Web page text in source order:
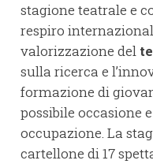
stagione teatrale e
respiro
valorizzazione del
sulla ricerca e
formazione di
possibile occasione
occupazione. La
cartellone di 17